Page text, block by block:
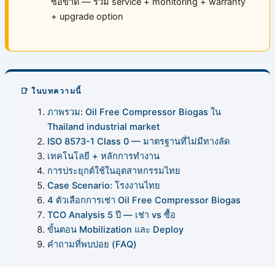
+ upgrade option
📑 ในบทความนี้
ภาพรวม: Oil Free Compressor Biogas ใน
Thailand industrial market
ISO 8573-1 Class 0 — มาตรฐานที่ไม่มีทางลัด
เทคโนโลยี + หลักการทำงาน
การประยุกต์ใช้ในอุตสาหกรรมไทย
Case Scenario: โรงงานไทย
4 ตัวเลือกการเช่า Oil Free Compressor Biogas
TCO Analysis 5 ปี — เช่า vs ซื้อ
ขั้นตอน Mobilization และ Deploy
คำถามที่พบบ่อย (FAQ)